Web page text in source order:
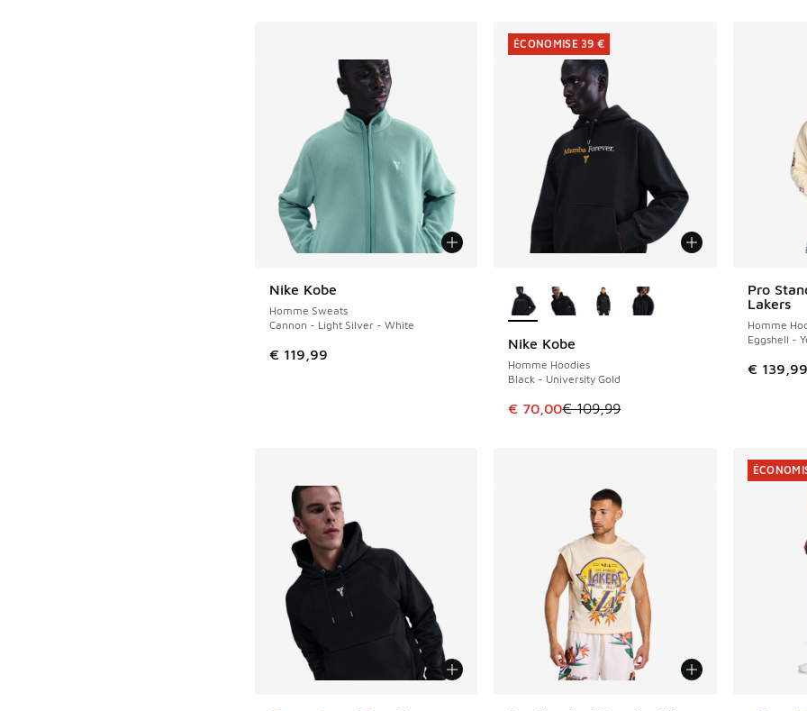
Nike Kobe
Homme Sweats
Cannon - Light Silver - White
€ 119,99
Nike Kobe
Homme Hoodies
Black - University Gold
Cet article est en promotion. Prix en baisse
€ 70,00€ 109,99
ÉCONOMISE 39 €
ÉCONOMISE 39 €
Pro
Lakers
Homme
Eggshell -
€ 139,99